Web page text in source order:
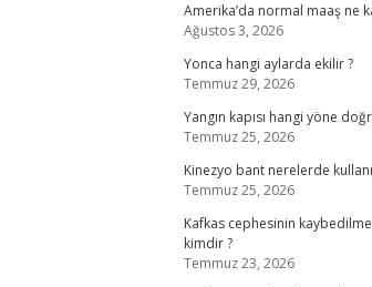
Amerika’da normal maaş ne
Ağustos 3, 2026
Yonca hangi aylarda ekilir ?
Temmuz 29, 2026
Yangın kapısı hangi yöne
Temmuz 25, 2026
Kinezyo bant nerelerde
Temmuz 25, 2026
Kafkas cephesinin
kimdir ?
Temmuz 23, 2026